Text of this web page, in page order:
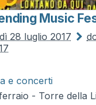
Music
28 luglio 2017
e concerti
- Torre della